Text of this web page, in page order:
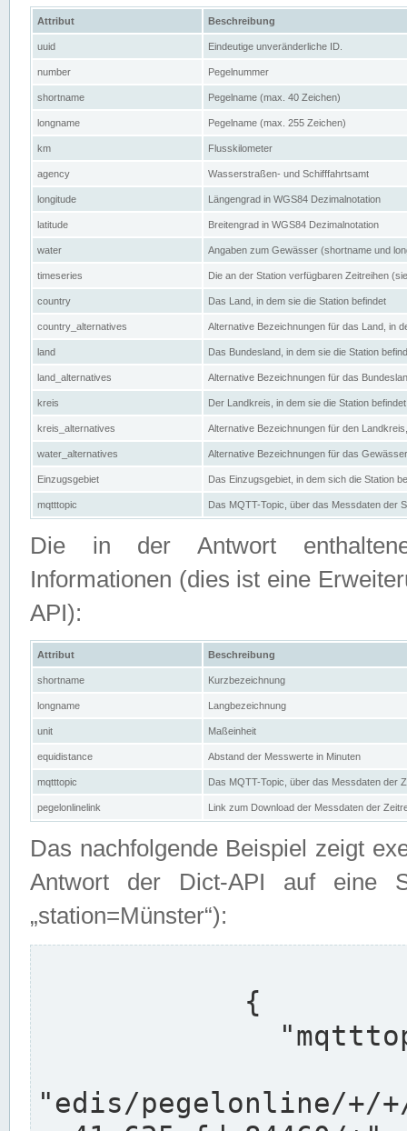
Attribut Beschreibung
uuid Eindeutige unveränderliche ID.
number Pegelnummer
shortname Pegelname (max. 40 Zeichen)
longname Pegelname (max. 255 Zeichen)
km Flusskilometer
agency Wasserstraßen- und Schifffahrtsamt
longitude Längengrad in WGS84 Dezimalnotation
latitude Breitengrad in WGS84 Dezimalnotation
water Angaben zum Gewässer (shortname und
timeseries Die an der Station verfügbaren Zeitreihen
country Das Land, in dem sie die Station befindet
country_alternatives Alternative Bezeichnungen für das Land, in
land Das Bundesland, in dem sie die Station
land_alternatives Alternative Bezeichnungen für das
kreis Der Landkreis, in dem sie die Station befindet
kreis_alternatives Alternative Bezeichnungen für den
water_alternatives Alternative Bezeichnungen für das
Einzugsgebiet Das Einzugsgebiet, in dem sich die Station
mqtttopic Das MQTT-Topic, über das Messdaten der
Die in der Antwort
Informationen (dies ist eine
API):
Attribut Beschreibung
shortname Kurzbezeichnung
longname Langbezeichnung
unit Maßeinheit
equidistance Abstand der Messwerte in Minuten
mqtttopic Das MQTT-Topic, über das Messdaten der
pegelonlinelink Link zum Download der Messdaten der
Das nachfolgende Beispiel zeigt
Antwort der Dict-API auf eine
„station=Münster“):
"edis/pegelonline/+/